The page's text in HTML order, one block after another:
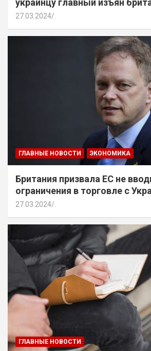
украинцу главный изъян
27.03.2024 .
ГЛАВНЫЕ НОВОСТИ ЭКОНОМИКА
Британия призвала ЕС не
ограничения в торговле с
27.03.2024
ГЛАВНЫЕ НОВОСТИ